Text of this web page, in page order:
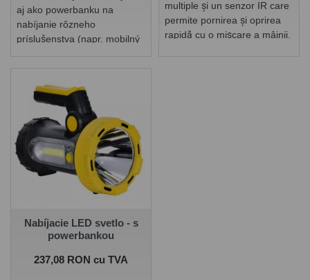
aj ako powerbanku na
nabíjanie rôzneho
príslušenstva (napr. mobilný
multiple și un senzor IR care
permite pornirea și oprirea
rapidă cu o mișcare a mâinii.
Nabíjacie LED svetlo - s
powerbankou
Pret
237,08 RON cu TVA